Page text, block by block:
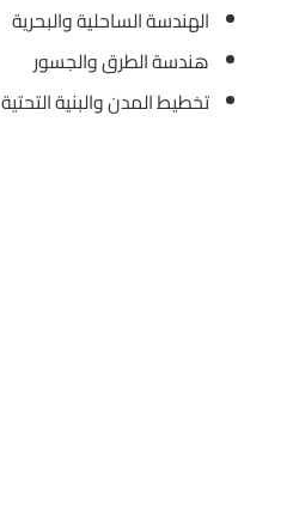
الهندسة الساحلية والبحرية
هندسة الطرق والجسور
تخطيط المدن والبنية التحتية